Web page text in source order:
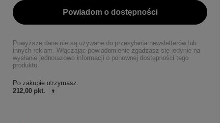
Powiadom o dostępności
Powyższe dane nie są używane do przesyłania newsletterów lub
innych reklam. Włączając powiadomienie zgadzasz się jedynie na
wysłanie jednorazowo informacji o ponownej dostępności tego
produktu.
Po zakupie otrzymasz:
212,00 pkt.